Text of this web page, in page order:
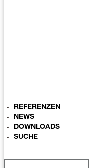
REFERENZEN
NEWS
DOWNLOADS
SUCHE